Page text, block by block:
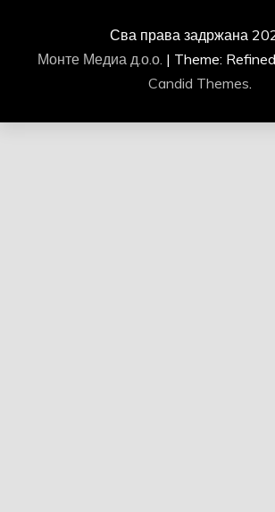
Сва права задржана
Монте Медиа д.о.о. | Theme:
Candid Themes.